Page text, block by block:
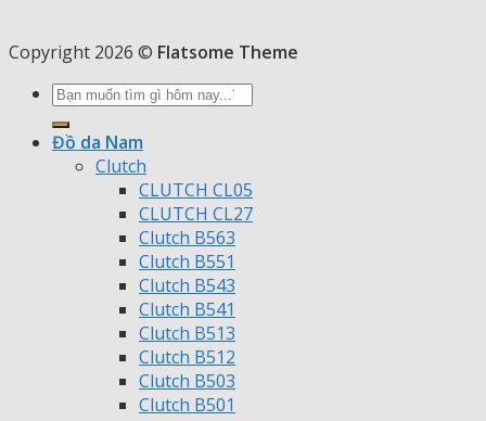
Copyright 2026 © Flatsome Theme
Tìm
kiếm:
Đồ da Nam
Clutch
CLUTCH CL05
CLUTCH CL27
Clutch B563
Clutch B551
Clutch B543
Clutch B541
Clutch B513
Clutch B512
Clutch B503
Clutch B501